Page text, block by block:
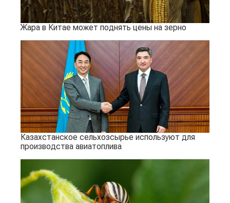
Жара в Китае может поднять цены на зерно
Казахстанское сельхозсырье используют для
производства авиатоплива